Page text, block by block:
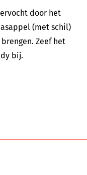
door het
(met schil)
Zeef het
bij.